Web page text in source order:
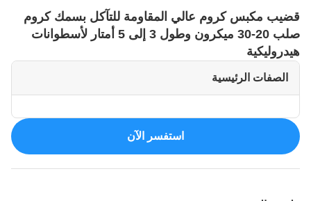
قضيب مكبس كروم عالي المقاومة للتآكل بسمك كروم
صلب 20-30 ميكرون وطول 3 إلى 5 أمتار لأسطوانات
هيدروليكية
الصفات الرئيسية
استفسر الآن